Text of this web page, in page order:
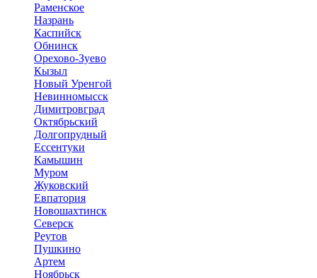
Раменское
Назрань
Каспийск
Обнинск
Орехово-Зуево
Кызыл
Новый Уренгой
Невинномысск
Димитровград
Октябрьский
Долгопрудный
Ессентуки
Камышин
Муром
Жуковский
Евпатория
Новошахтинск
Северск
Реутов
Пушкино
Артем
Ноябрьск